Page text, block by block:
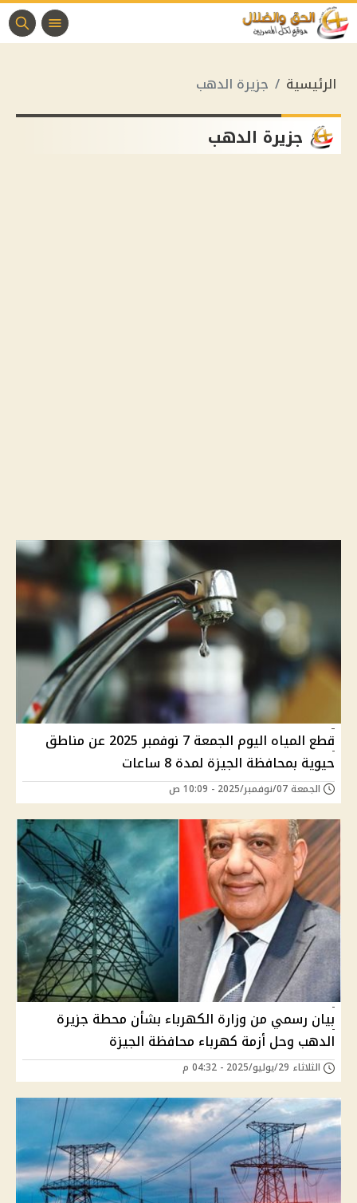
الرئيسية جزيرة الدهب
جزيرة الدهب
قطع المياه اليوم الجمعة 7 نوفمبر 2025 عن مناطق
حيوية بمحافظة الجيزة لمدة 8 ساعات
الجمعة 07/نوفمبر/2025 - 10:09 ص
بيان رسمي من وزارة الكهرباء بشأن محطة جزيرة
الدهب وحل أزمة كهرباء محافظة الجيزة
الثلاثاء 29/يوليو/2025 - 04:32 م